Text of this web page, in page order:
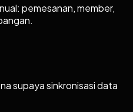
pemesanan, member,
supaya sinkronisasi data